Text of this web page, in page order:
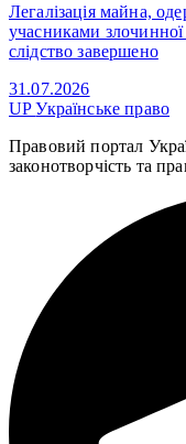
Легалізація майна,
учасниками
слідство завершено
31.07.2026
UPУкраїнське право
Правовий портал
законотворчість та